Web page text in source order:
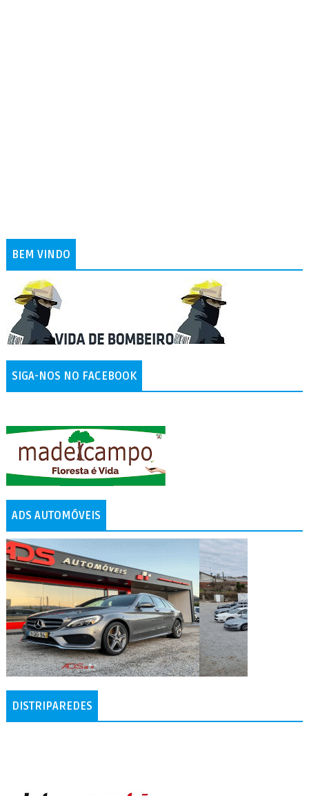
BEM VINDO
SIGA-NOS NO FACEBOOK
ADS AUTOMÓVEIS
DISTRIPAREDES